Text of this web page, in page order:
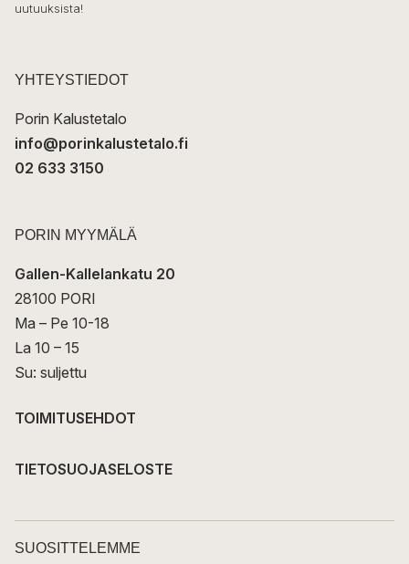
k
t
uutuuksista!
YHTEYSTIEDOT
Porin Kalustetalo
info@porinkalustetalo.fi
02 633 3150
PORIN MYYMÄLÄ
Gallen-Kallelankatu 20
28100 PORI
Ma – Pe 10-18
La 10 – 15
Su: suljettu
TOIMITUSEHDOT
TIETOSUOJASELOSTE
SUOSITTELEMME